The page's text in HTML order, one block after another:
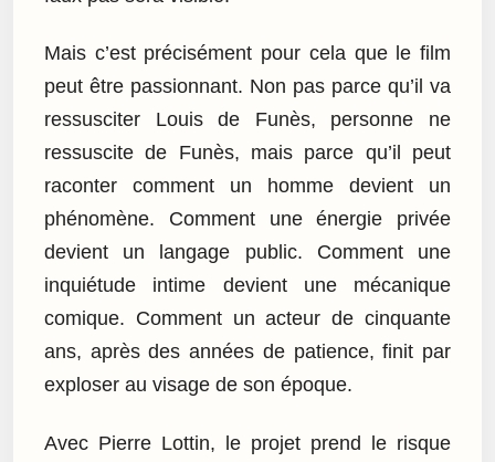
Mais c’est précisément pour cela que le film
peut être passionnant. Non pas parce qu’il va
ressusciter Louis de Funès, personne ne
ressuscite de Funès, mais parce qu’il peut
raconter comment un homme devient un
phénomène. Comment une énergie privée
devient un langage public. Comment une
inquiétude intime devient une mécanique
comique. Comment un acteur de cinquante
ans, après des années de patience, finit par
exploser au visage de son époque.
Avec Pierre Lottin, le projet prend le risque